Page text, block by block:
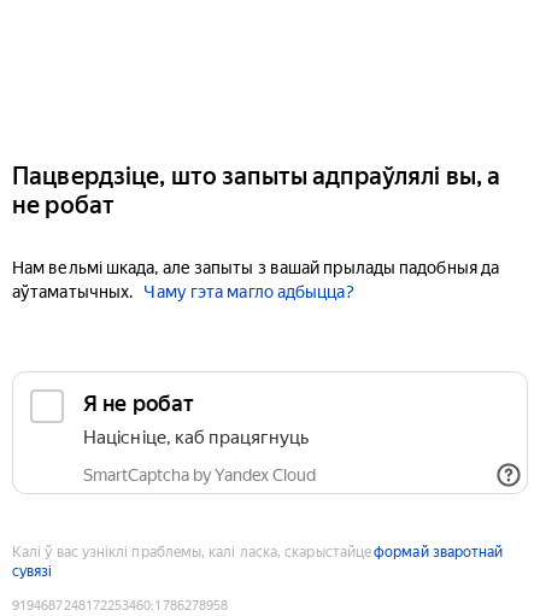
Пацвердзіце, што запыты адпраўлялі вы, а
не робат
Нам вельмі шкада, але запыты з вашай прылады падобныя да
аўтаматычных.
Чаму гэта магло адбыцца?
Я не робат
Націсніце, каб працягнуць
SmartCaptcha by Yandex Cloud
Калі ў вас узніклі праблемы, калі ласка, скарыстайцеформай зваротнай
сувязі
9194687248172253460:1786278958